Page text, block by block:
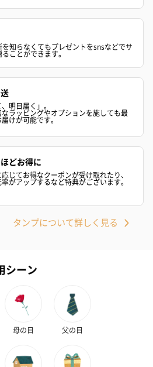
梱してお届けいたします。ギフトへ
束ハンドタオル（ブ
ルー）（1,760円）
花束ハンドタ
ワイト）（
お届けいたします。
を知らなくてもプレゼントをsnsなどでサ
ことができます。
明日届く」。
ラッピングやオプションを施しても最
けが可能です。
どお得に
じてお得なクーポンが受け取れたり、
がアップするなど特典がございます。
タンプについて詳しく見る
シーン
母の日 父の日